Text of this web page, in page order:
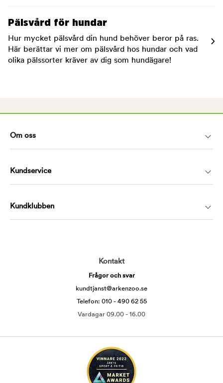
Pälsvård för hundar
Hur mycket pälsvård din hund behöver beror på ras.
Här berättar vi mer om pälsvård hos hundar och vad
olika pälssorter kräver av dig som hundägare!
Om oss
Kundservice
Kundklubben
Kontakt
Frågor och svar
kundtjanst@arkenzoo.se
Telefon: 010 - 490 62 55
Vardagar 09.00 - 16.00